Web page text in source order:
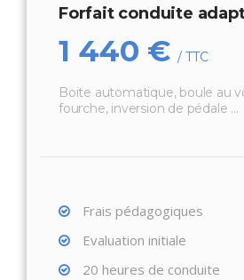
Forfait conduite
1 440 €/ TTC
Boite automatique, boule au
fourche, inversion de pédale ...
Frais pédagogiques
Evaluation initiale
20 heures de conduite